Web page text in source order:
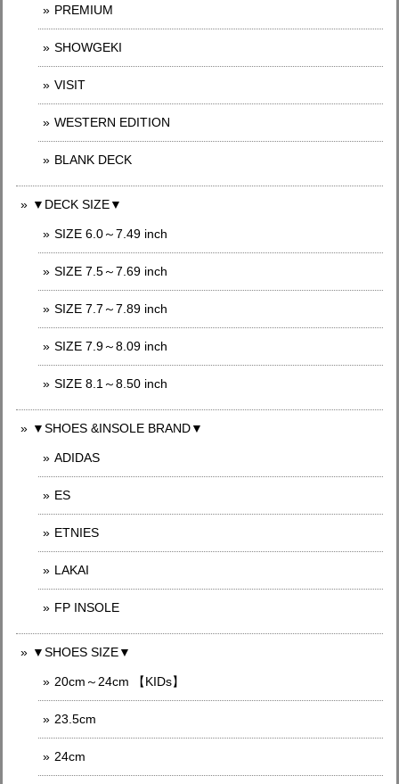
PREMIUM
SHOWGEKI
VISIT
WESTERN EDITION
BLANK DECK
▼DECK SIZE▼
SIZE 6.0～7.49 inch
SIZE 7.5～7.69 inch
SIZE 7.7～7.89 inch
SIZE 7.9～8.09 inch
SIZE 8.1～8.50 inch
▼SHOES &INSOLE BRAND▼
ADIDAS
ES
ETNIES
LAKAI
FP INSOLE
▼SHOES SIZE▼
20cm～24cm 【KIDs】
23.5cm
24cm